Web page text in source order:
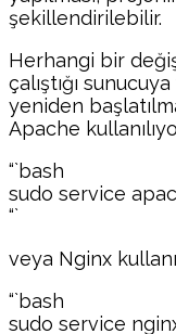
şekillendirilebilir.
Herhangi bir
çalıştığı
yeniden
Apache
“`bash
sudo service
“`
veya Nginx
“`bash
sudo service